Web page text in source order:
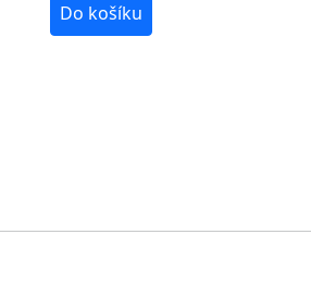
Do košíku